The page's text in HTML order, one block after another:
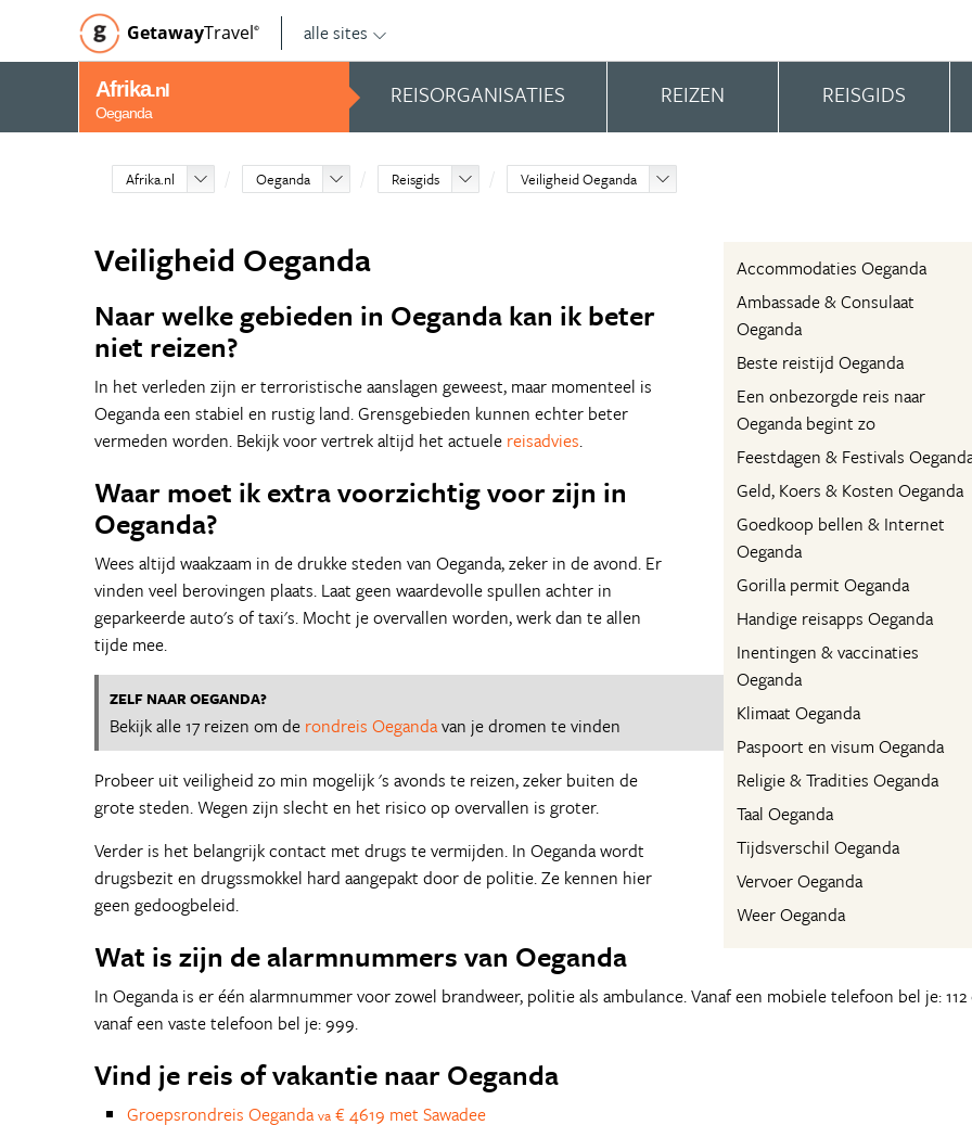
GetawayTravel© alle sites
Afrika.nl
Oeganda
REISORGANISATIES REIZEN REISGIDS
Afrika.nl Oeganda Reisgids Veiligheid Oeganda
Accommodaties Oeganda
Ambassade & Consulaat
Oeganda
Beste reistijd Oeganda
Een onbezorgde reis naar
Oeganda begint zo
Feestdagen & Festivals
Geld, Koers & Kosten Oeganda
Goedkoop bellen & Internet
Oeganda
Gorilla permit Oeganda
Handige reisapps Oeganda
Inentingen & vaccinaties
Oeganda
Klimaat Oeganda
Paspoort en visum Oeganda
Religie & Tradities Oeganda
Taal Oeganda
Tijdsverschil Oeganda
Vervoer Oeganda
Weer Oeganda
Veiligheid Oeganda
Naar welke gebieden in Oeganda kan ik beter
niet reizen?
In het verleden zijn er terroristische aanslagen geweest, maar momenteel is
Oeganda een stabiel en rustig land. Grensgebieden kunnen echter beter
vermeden worden. Bekijk voor vertrek altijd het actuele reisadvies.
Waar moet ik extra voorzichtig voor zijn in
Oeganda?
Wees altijd waakzaam in de drukke steden van Oeganda, zeker in de avond. Er
vinden veel berovingen plaats. Laat geen waardevolle spullen achter in
geparkeerde auto's of taxi's. Mocht je overvallen worden, werk dan te allen
tijde mee.
ZELF NAAR OEGANDA?
Bekijk alle 17 reizen om de rondreis Oegandavan je dromen te vinden
Probeer uit veiligheid zo min mogelijk 's avonds te reizen, zeker buiten de
grote steden. Wegen zijn slecht en het risico op overvallen is groter.
Verder is het belangrijk contact met drugs te vermijden. In Oeganda wordt
drugsbezit en drugssmokkel hard aangepakt door de politie. Ze kennen hier
geen gedoogbeleid.
Wat is zijn de alarmnummers van Oeganda
In Oeganda is er één alarmnummer voor zowel brandweer, politie als ambulance. Vanaf een mobiele telefoon bel je: 112
vanaf een vaste telefoon bel je: 999.
Vind je reis of vakantie naar Oeganda
Groepsrondreis Oeganda va € 4619 met Sawadee